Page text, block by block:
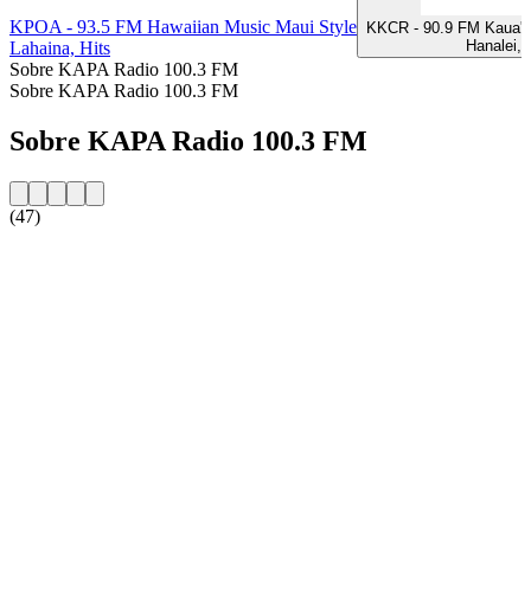
KPOA - 93.5 FM Hawaiian Music Maui Style
Lahaina, Hits
KKCR - 90.9 FM
Hanalei,
Sobre KAPA Radio 100.3 FM
Sobre KAPA Radio 100.3 FM
Sobre KAPA Radio 100.3 FM
(47)